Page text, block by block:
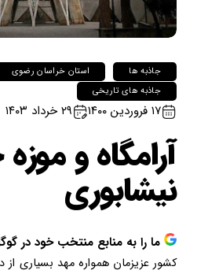
جاذبه ها
استان خراسان رضوی
جاذبه های تاریخی
۱۷ فروردین ۱۴۰۰ ۲۹ خرداد ۱۴۰۳
آرامگاه و
نیشابوری
ما را به منابع منتخب خود در
کشور عزیزمان همواره مهد بسیاری از